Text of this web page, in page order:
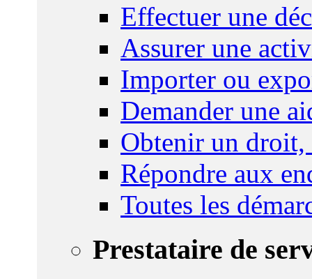
Effectuer une
Assurer une
Importer ou
Demander une
Obtenir un droit,
Répondre aux
Toutes les
Prestataire de